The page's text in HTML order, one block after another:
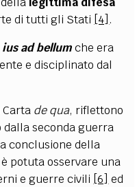
di tutti gli Stati [4] .
ius ad bellumche era
e disciplinato dal
de qua, riflettono
seconda guerra
conclusione della
potuta osservare una
e guerre civili [6] ed